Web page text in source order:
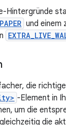
Hintergründe
und einem
die
-Element in
um die
die